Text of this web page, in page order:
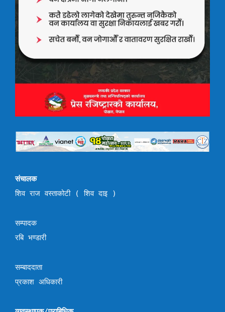
संचालक
शिव राज वस्ताकोटी ( शिव दाइ )
सम्पादक
रबि भण्डारी
सम्बाददाता
प्रकाश अधिकारी